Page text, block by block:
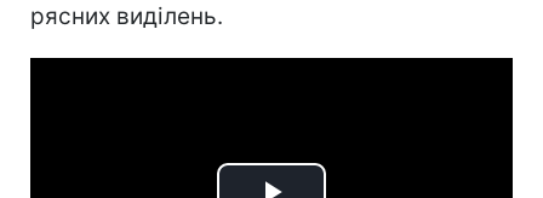
рясних виділень.